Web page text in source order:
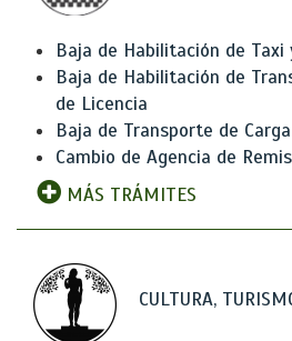
Baja de Habilitación de Taxi
Baja de Habilitación de
de Licencia
Baja de Transporte de Carga
Cambio de Agencia de
MÁS TRÁMITES
CULTURA,